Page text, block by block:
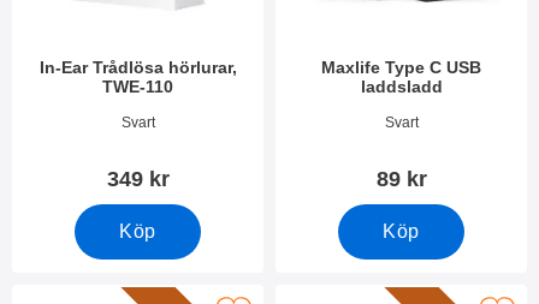
In-Ear Trådlösa hörlurar,
TWE-110
Art. nr 54662Svart
349 kr
Köp
Maxlife Type C USB
laddsladd
Art. nr 53995Svart
89 kr
Köp